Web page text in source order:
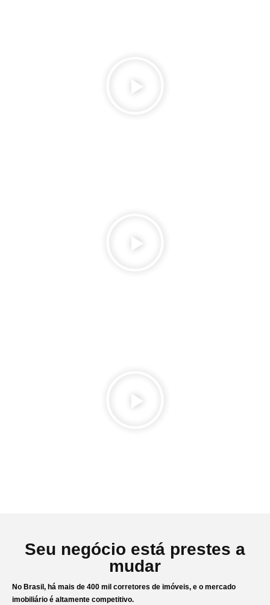
Seu negócio está prestes a
mudar
No Brasil, há mais de 400 mil corretores de imóveis, e o mercado
imobiliário é altamente competitivo.